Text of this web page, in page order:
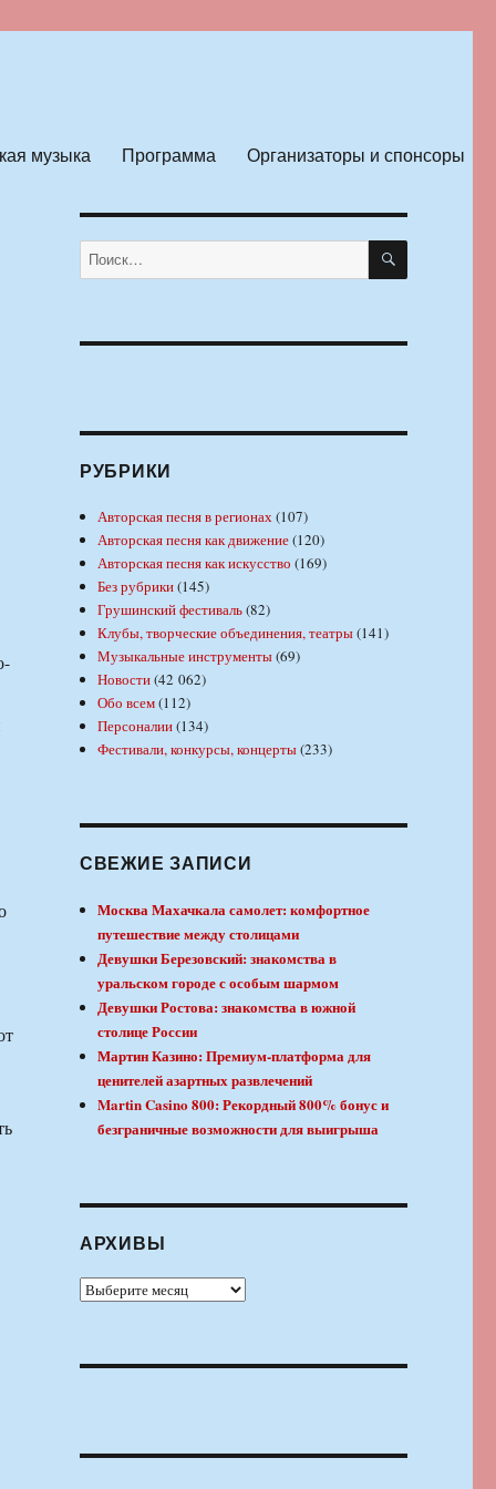
музыка Программа Организаторы и спонсоры
Искать: ПОИСК
РУБРИКИ
Авторская песня в регионах(107)
Авторская песня как движение(120)
Авторская песня как искусство (169)
Без рубрики(145)
Грушинский фестиваль(82)
Клубы, творческие объединения, театры(141)
Музыкальные инструменты(69)
Новости(42 062)
Обо всем(112)
Персоналии(134)
Фестивали, конкурсы, концерты(233)
СВЕЖИЕ ЗАПИСИ
Москва Махачкала самолет: комфортное
путешествие между столицами
Девушки Березовский: знакомства в
уральском городе с особым шармом
Девушки Ростова: знакомства в южной
столице России
Мартин Казино: Премиум-платформа для
ценителей азартных развлечений
Martin Casino 800: Рекордный 800% бонус и
безграничные возможности для выигрыша
АРХИВЫ
Архивы